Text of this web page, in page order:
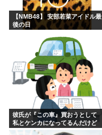
【NMB48】 安部若菜アイドル最
後の日
彼氏が『この車』買おうとして
私とケンカになってるんだけど
ｗｗｗｗｗｗ